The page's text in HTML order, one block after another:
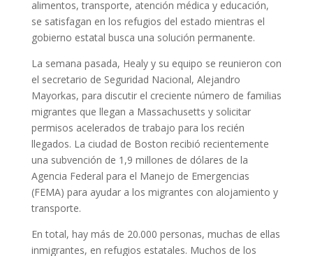
alimentos, transporte, atención médica y educación,
se satisfagan en los refugios del estado mientras el
gobierno estatal busca una solución permanente.
La semana pasada, Healy y su equipo se reunieron con
el secretario de Seguridad Nacional, Alejandro
Mayorkas, para discutir el creciente número de familias
migrantes que llegan a Massachusetts y solicitar
permisos acelerados de trabajo para los recién
llegados. La ciudad de Boston recibió recientemente
una subvención de 1,9 millones de dólares de la
Agencia Federal para el Manejo de Emergencias
(FEMA) para ayudar a los migrantes con alojamiento y
transporte.
En total, hay más de 20.000 personas, muchas de ellas
inmigrantes, en refugios estatales. Muchos de los